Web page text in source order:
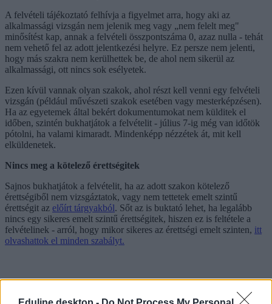
A felvételi tájékoztató felhívja a figyelmet arra, hogy aki az
alkalmassági vizsgán nem jelenik meg vagy „nem felelt meg"
minősítést kap, annak a felvételi összpontszáma 0, azaz nulla - tehát
nem vehető fel az adott jelentkezési helyre. Ez persze nem jelenti,
hogy más szakra nem kerülhettek be, de ahol nem sikerül az
alkalmassági, ott nincs sok esélyetek.
Ezen kívül vannak olyan szakok, ahol részt kell venni egy felvételi
vizsgán (például művészeti szakok esetében vagy mesterképzésen).
Ha az egyetemek által bekért dokumentumokat nem külditek el
időben, szintén bukhatjátok a felvételit - július 7-ig még van időtök
pótolni, ha valami kimaradt. Mindenképp nézzétek át, mit kell
elküldenetek.
Nincs meg a kötelező érettségitek
Sajnos bukhatjátok a felvételit, ha az adott szakon kötelező
érettségiből nem vizsgáztatok, vagy nem tettetek emelt szintű
érettségit az előírt tárgyakból. Sőt az is buktató lehet, ha legalább
nincs egy sikeres emelt szintű érettségitek, hiszen ez is feltétele a
felvételinek - arról, hogy mikor sikeres az érettségi emelt szinten, itt
olvashattok el minden szabályt.